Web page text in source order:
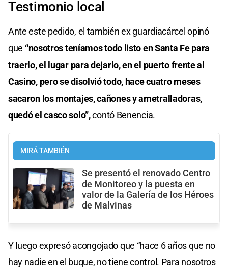
Testimonio local
Ante este pedido, el también ex guardiacárcel opinó
que “nosotros teníamos todo listo en Santa Fe para
traerlo, el lugar para dejarlo, en el puerto frente al
Casino, pero se disolvió todo, hace cuatro meses
sacaron los montajes, cañones y ametralladoras,
quedó el casco solo”,contó Benencia.
MIRÁ TAMBIÉN
Se presentó el renovado Centro
de Monitoreo y la puesta en
valor de la Galería de los Héroes
de Malvinas
Y luego expresó acongojado que “hace 6 años que no
hay nadie en el buque, no tiene control. Para nosotros